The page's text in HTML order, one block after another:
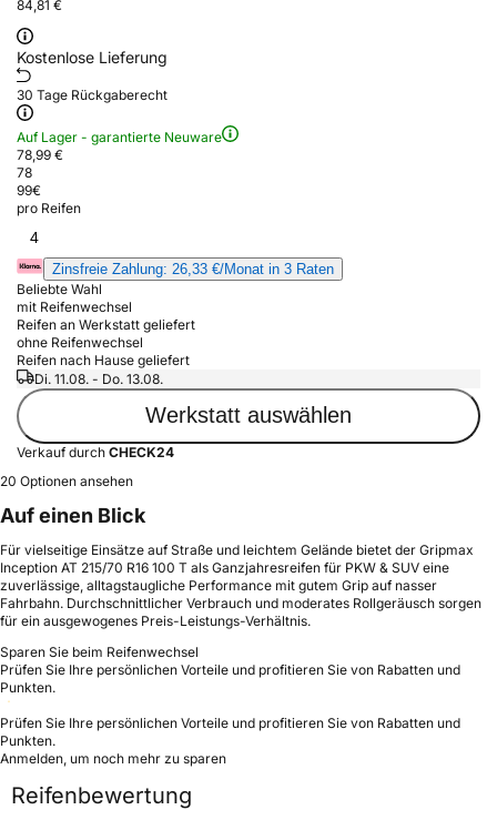
84,81 €
Kostenlose Lieferung
30 Tage Rückgaberecht
Auf Lager - garantierte Neuware
78,99 €
78
99€
pro Reifen
4
Zinsfreie Zahlung: 26,33 €/Monat in 3 Raten
Beliebte Wahl
mit Reifenwechsel
Reifen an Werkstatt geliefert
ohne Reifenwechsel
Reifen nach Hause geliefert
Di. 11.08. - Do. 13.08.
Werkstatt auswählen
Verkauf durch CHECK24
20 Optionen ansehen
Auf einen Blick
Für vielseitige Einsätze auf Straße und leichtem Gelände bietet der Gripmax
Inception AT 215/70 R16 100 T als Ganzjahresreifen für PKW & SUV eine
zuverlässige, alltagstaugliche Performance mit gutem Grip auf nasser
Fahrbahn. Durchschnittlicher Verbrauch und moderates Rollgeräusch sorgen
für ein ausgewogenes Preis-Leistungs-Verhältnis.
Sparen Sie beim Reifenwechsel
Prüfen Sie Ihre persönlichen Vorteile und profitieren Sie von Rabatten und
Punkten.
Prüfen Sie Ihre persönlichen Vorteile und profitieren Sie von Rabatten und
Punkten.
Anmelden, um noch mehr zu sparen
Reifenbewertung